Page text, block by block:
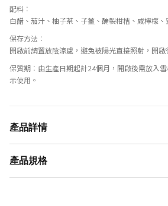
配料︰
白醋、茄汁、柚子茶、子薑、醃製柑桔、咸檸檬、
保存方法︰
開啟前請置放陰涼處，避兔被陽光直接照射，開啟
保質期︰ 由生產日期起計24個月，開啟後需放入
示使用。
產品詳情
產品規格